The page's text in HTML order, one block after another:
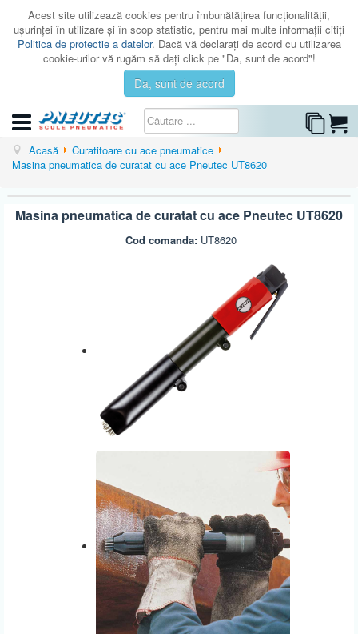
Acest site utilizează cookies pentru îmbunătăţirea funcţionalităţii,
uşurinţei în utilizare şi în scop statistic, pentru mai multe informaţii citiţi
Politica de protectie a datelor. Dacă vă declaraţi de acord cu utilizarea
cookie-urilor vă rugăm să daţi click pe "Da, sunt de acord"!
Da, sunt de acord
CATEGORII
CATALOAGE
Acasă
Curatitoare cu ace pneumatice
Masina pneumatica de curatat cu ace Pneutec UT8620
Masina pneumatica de curatat cu ace Pneutec UT8620
Cod comanda: UT8620